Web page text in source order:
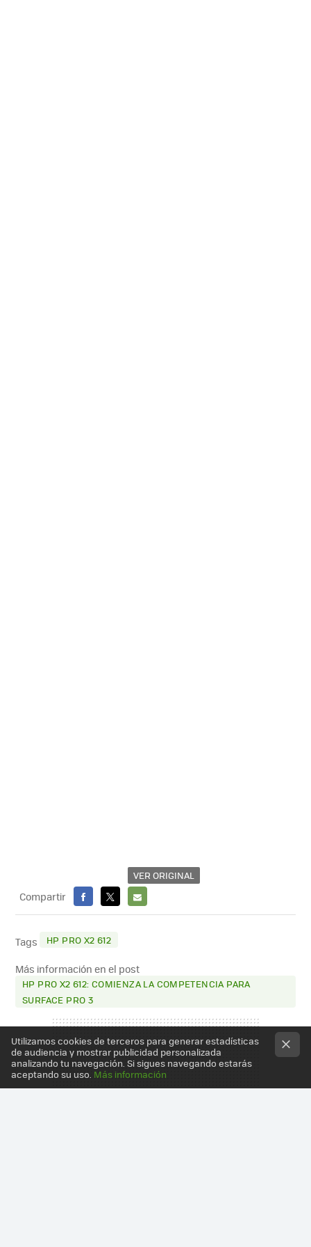
VER ORIGINAL
Compartir
FACEBOOK
X
E-
Tags HP PRO X2 612
Más información en el post
HP PRO X2 612: COMIENZA LA COMPETENCIA PARA
SURFACE PRO 3
Utilizamos cookies de terceros para generar estadísticas
de audiencia y mostrar publicidad personalizada
analizando tu navegación. Si sigues navegando estarás
aceptando su uso. Más información